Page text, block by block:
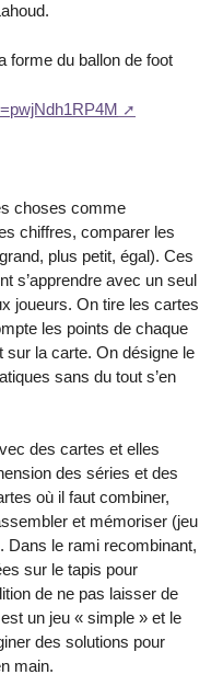
forme du ballon de foot
choses comme
chiffres, comparer les
plus petit, égal). Ces
s’apprendre avec un seul
joueurs. On tire les cartes
les points de chaque
sur la carte. On désigne le
sans du tout s’en
des cartes et elles
des séries et des
où il faut combiner,
et mémoriser (jeu
Dans le rami recombinant,
sur le tapis pour
de ne pas laisser de
un jeu « simple » et le
des solutions pour
main.